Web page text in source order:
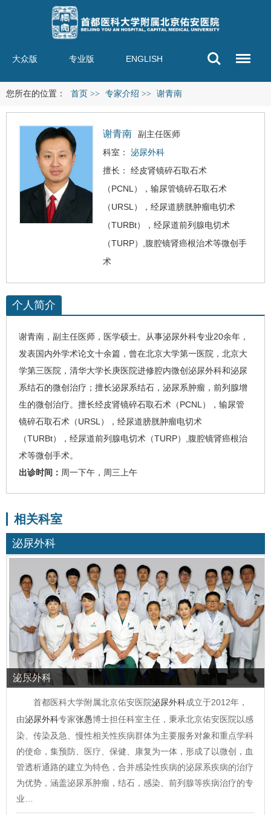
大众版 专业版 ENGLISH
您所在的位置： 首页 >> 专家介绍 >> 谢青南
谢青南
副主任医师
科室： 泌尿外科
擅长： 经皮肾镜碎石取石术
（PCNL），输尿管镜碎石取石术
（URSL），经尿道膀胱肿瘤电切术
（TURBt），经尿道前列腺电切术
（TURP）,腹腔镜肾癌根治术等微创手
术
个人简介
谢青南 ， 副主任医师 ， 医学硕士。 从事泌尿外科专业20余年，
发表国内外学术论文十余篇，曾在北京大学第一医院，北京大
学第三医院，清华大学长庚医院进修腔内微创泌尿外科和泌尿
系结石的微创治疗；擅长泌尿系结石，泌尿系肿瘤，前列腺增
生的微创治疗。擅长经皮肾镜碎石取石术（PCNL ），输尿管
镜碎石取石术（URSL ），经尿道膀胱肿瘤电切术
（TURBt），经尿道前列腺电切术（TURP）
腹腔镜肾癌根治
术等微创手术。
出诊时间： 周一下午，周三上午
相关科室
泌尿外科
泌尿外科
首都医科大学附属北京佑安医院泌尿外科成立于2012年，
由泌尿外科专家张愚博士担任科室主任，秉承北京佑安医院以感
染、传染及急、慢性相关性疾病群体为主要服务对象和重点学科
的使命，集预防、医疗、保健、康复为一体，形成了以微创，血
管透析通路的建立为特色，合并感染性疾病的泌尿系疾病的治疗
为优势，涵盖泌尿系肿瘤，结石，感染、前列腺等疾病治疗的专
业…